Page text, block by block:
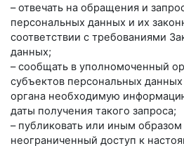
– отвечать на обращения и
персональных данных и их
соответствии с требованиями
данных;
– сообщать в уполномоченный
субъектов персональных данных
органа необходимую
даты получения такого запроса;
– публиковать или иным образом
неограниченный доступ к